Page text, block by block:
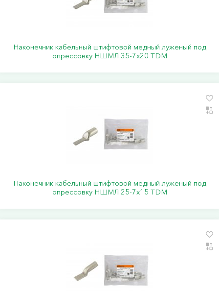
Наконечник кабельный штифтовой медный луженый под
опрессовку НШМЛ 35-7x20 TDM
Наконечник кабельный штифтовой медный луженый под
опрессовку НШМЛ 25-7x15 TDM